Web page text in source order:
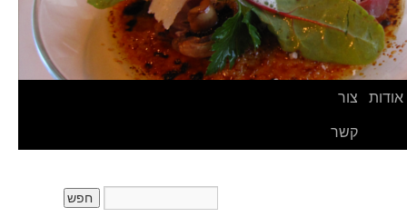
אודות צור
קשר